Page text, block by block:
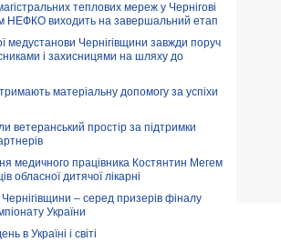
теплових мереж у Чернігові
НЕФКО виходить на завершальний етап
медустанови Чернігівщини завжди поруч
і захисницями на шляху до
матеріальну допомогу за успіхи
ветеранський простір за підтримки
медичного працівника Костянтин Мегем
обласної дитячої лікарні
– серед призерів фіналу
України
в Україні і світі